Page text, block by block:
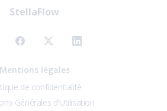
StellaFlow
Mentions légales
de confidentialité
Générales d'Utilisation